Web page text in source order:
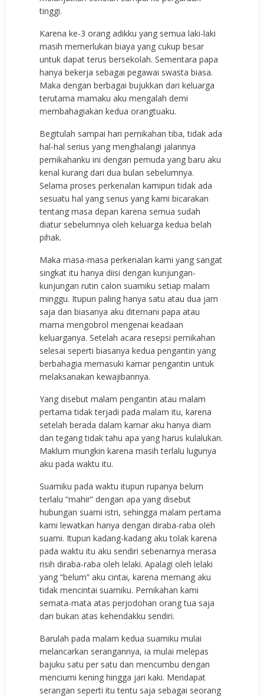
tinggi.
Karena ke-3 orang adikku yang semua laki-laki
masih memerlukan biaya yang cukup besar
untuk dapat terus bersekolah. Sementara papa
hanya bekerja sebagai pegawai swasta biasa.
Maka dengan berbagai bujukkan dari keluarga
terutama mamaku aku mengalah demi
membahagiakan kedua orangtuaku.
Begitulah sampai hari pernikahan tiba, tidak ada
hal-hal serius yang menghalangi jalannya
pernikahanku ini dengan pemuda yang baru aku
kenal kurang dari dua bulan sebelumnya.
Selama proses perkenalan kamipun tidak ada
sesuatu hal yang serius yang kami bicarakan
tentang masa depan karena semua sudah
diatur sebelumnya oleh keluarga kedua belah
pihak.
Maka masa-masa perkenalan kami yang sangat
singkat itu hanya diisi dengan kunjungan-
kunjungan rutin calon suamiku setiap malam
minggu. Itupun paling hanya satu atau dua jam
saja dan biasanya aku ditemani papa atau
mama mengobrol mengenai keadaan
keluarganya. Setelah acara resepsi pernikahan
selesai seperti biasanya kedua pengantin yang
berbahagia memasuki kamar pengantin untuk
melaksanakan kewajibannya.
Yang disebut malam pengantin atau malam
pertama tidak terjadi pada malam itu, karena
setelah berada dalam kamar aku hanya diam
dan tegang tidak tahu apa yang harus kulalukan.
Maklum mungkin karena masih terlalu lugunya
aku pada waktu itu.
Suamiku pada waktu itupun rupanya belum
terlalu “mahir” dengan apa yang disebut
hubungan suami istri, sehingga malam pertama
kami lewatkan hanya dengan diraba-raba oleh
suami. Itupun kadang-kadang aku tolak karena
pada waktu itu aku sendiri sebenarnya merasa
risih diraba-raba oleh lelaki. Apalagi oleh lelaki
yang “belum” aku cintai, karena memang aku
tidak mencintai suamiku. Pernikahan kami
semata-mata atas perjodohan orang tua saja
dan bukan atas kehendakku sendiri.
Barulah pada malam kedua suamiku mulai
melancarkan serangannya, ia mulai melepas
bajuku satu per satu dan mencumbu dengan
menciumi kening hingga jari kaki. Mendapat
serangan seperti itu tentu saja sebagai seorang